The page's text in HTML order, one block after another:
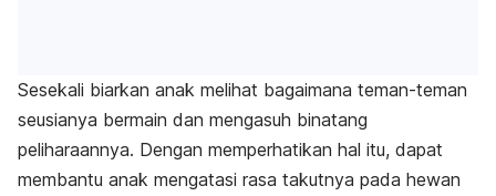
Sesekali biarkan anak melihat bagaimana teman-teman
seusianya bermain dan mengasuh binatang
peliharaannya. Dengan memperhatikan hal itu, dapat
membantu anak mengatasi rasa takutnya pada hewan